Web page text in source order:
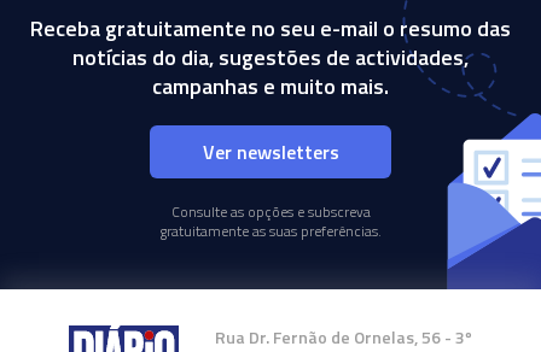
Receba gratuitamente no seu e-mail o resumo das
notícias do dia, sugestões de actividades,
campanhas e muito mais.
Ver newsletters
Consulte as opções e subscreva
gratuitamente as suas preferências.
Rua Dr. Fernão de Ornelas, 56 - 3º